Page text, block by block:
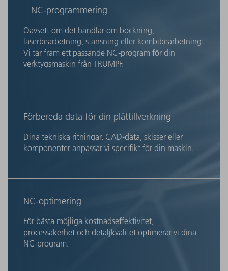
NC-programmering
Oavsett om det handlar om bockning,
laserbearbetning, stansning eller kombibearbetning:
Vi tar fram ett passande NC-program för din
verktygsmaskin från TRUMPF.
Förbereda data för din plåttillverkning
Dina tekniska ritningar, CAD-data, skisser eller
komponenter anpassar vi specifikt för din maskin.
NC-optimering
För bästa möjliga kostnadseffektivitet,
processäkerhet och detaljkvalitet optimerar vi dina
NC-program.